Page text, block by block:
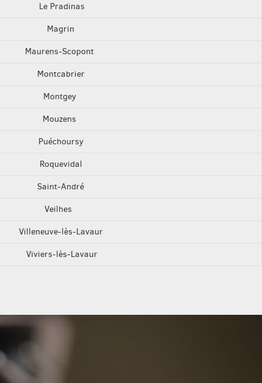
Le Pradinas
Magrin
Maurens-Scopont
Montcabrier
Montgey
Mouzens
Puéchoursy
Roquevidal
Saint-André
Veilhes
Villeneuve-lès-Lavaur
Viviers-lès-Lavaur